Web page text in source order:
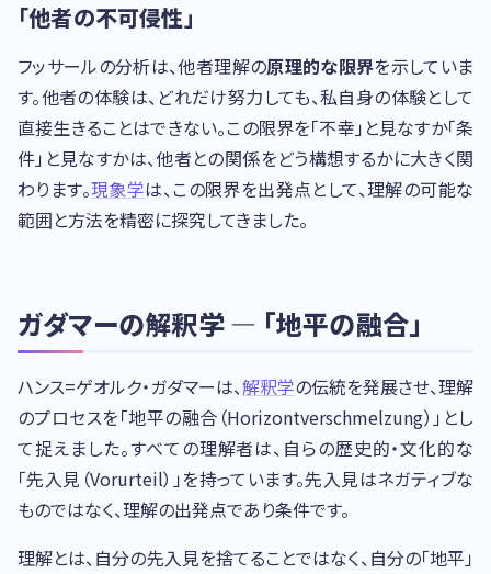
「他者の不可侵性」
フッサールの分析は、他者理解の原理的な限界を示していま
す。他者の体験は、どれだけ努力しても、私自身の体験として
直接生きることはできない。この限界を「不幸」と見なすか「条
件」と見なすかは、他者との関係をどう構想するかに大きく関
わります。現象学は、この限界を出発点として、理解の可能な
範囲と方法を精密に探究してきました。
ガダマーの解釈学 — 「地平の融合」
ハンス=ゲオルク・ガダマーは、解釈学の伝統を発展させ、理解
のプロセスを「地平の融合（Horizontverschmelzung）」とし
て捉えました。すべての理解者は、自らの歴史的・文化的な
「先入見（Vorurteil）」を持っています。先入見はネガティブな
ものではなく、理解の出発点であり条件です。
理解とは、自分の先入見を捨てることではなく、自分の「地平」